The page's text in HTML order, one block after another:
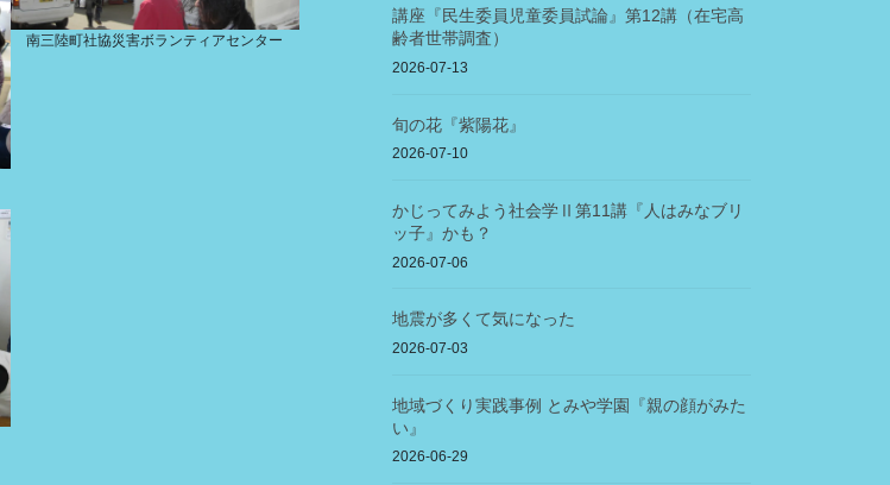
南三陸町社協災害ボランティアセンター
講座『民生委員児童委員試論』第12講（在宅高
齢者世帯調査）
2026-07-13
旬の花『紫陽花』
2026-07-10
かじってみよう社会学Ⅱ第11講『人はみなブリ
ッ子』かも？
2026-07-06
地震が多くて気になった
2026-07-03
地域づくり実践事例 とみや学園『親の顔がみた
い』
2026-06-29